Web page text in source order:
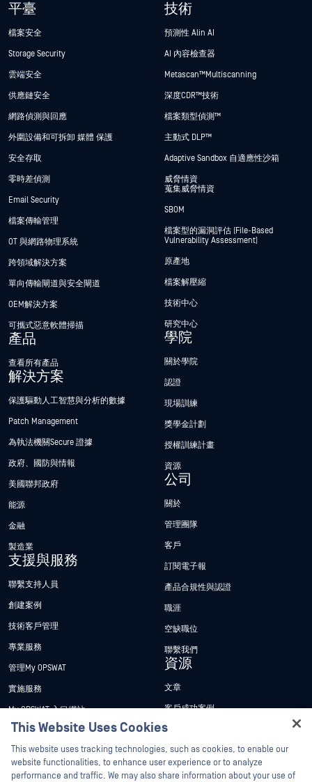
平臺
檔案安全
Storage Security
雲端安全
供應鏈安全
網路偵測與回應
外圍設備和可拆卸 媒體 保護
安全存取
零時差偵測
Email Security
檔案傳輸管理
OT 與網路物理系統
跨領域解決方案
單向傳輸閘道與安全閘道
OEM解決方案
可攜式惡意軟體掃描
產品
查看所有產品
解決方案
保護驅動人工智慧與分析的數據
Patch Management
為執法機關Secure 證據
政府、國防與情報
美國聯邦政府
能源
金融
製造業
支援與服務
聯繫支持人員
創建案例
技術客戶管理
專業服務
管理My OPSWAT
實施服務
My OPSWAT 入口網站
技術檔案
訓練
漏洞通報計畫
技術
預測性 Alin AI
AI 內容檢查器
Metascan™ Multiscanning
深度CDR™技術
檔案類型偵測™
主動式 DLP™
Adaptive Sandbox 自適應性沙箱
威脅情資
蒐集威脅情資
SBOM
檔案型的漏洞評估 (File-Based
Vulnerability Assessment)
原產地
檔案解壓縮
技術中心
研究中心
學院
關於學院
認證
現場訓練
獎學金計劃
授權訓練計畫
資源
公司
關於
管理團隊
客戶
訂閱電子報
產品合規性與認證
職涯
空缺職位
聯繫我們
資源
文章
客戶成功案例
新聞稿
新聞報導
This Website Uses Cookies
This website uses tracking technologies, such as cookies, to enable our
website functionalities, to enhance user experience or to analyze
performance and traffic. We may also share information about your use of
Hey there!
I'm Ozzy, your OPSWAT virtual assistant.
How can I help you secure what's critical